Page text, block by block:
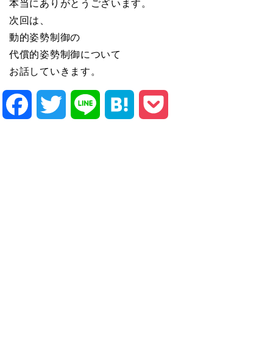
本当にありがとうございます。
次回は、
動的姿勢制御の
代償的姿勢制御について
お話していきます。
Facebook Twitter Line Hatena